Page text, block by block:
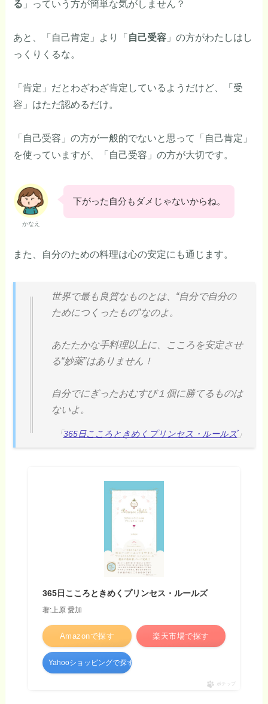
る 」っていう方が簡単な気がしません？
あと、「自己肯定」より「 自己受容 」の方がわたしはし
っくりくるな。
「肯定」だとわざわざ肯定しているようだけど、「受
容」はただ認めるだけ。
「自己受容」の方が一般的でないと思って「自己肯定」
を使っていますが、「自己受容」の方が大切です。
かなえ
下がった自分もダメじゃないからね。
また、自分のための料理は心の安定にも通じます。
世界で最も良質なものとは、“自分で自分の
ためにつくったもの”なのよ。
あたたかな手料理以上に、こころを安定させ
る“妙薬”はありません！
自分でにぎったおむすび１個に勝てるものは
ないよ。
「365日こころときめくプリンセス・ルールズ」
365日こころときめくプリンセス・ルールズ
著:上原 愛加
Amazonで探す 楽天市場で探す
Yahooショッピングで探す
ポチップ